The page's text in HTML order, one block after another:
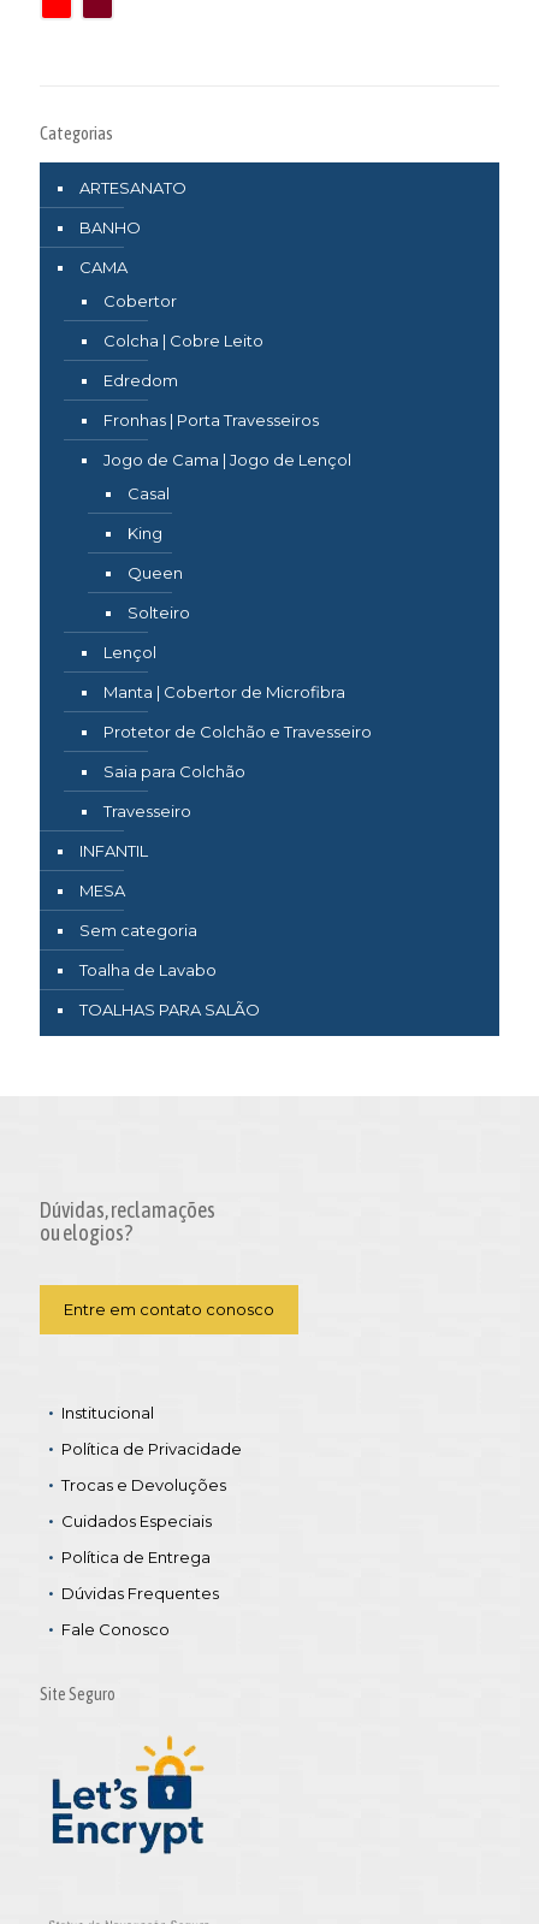
Categorias
ARTESANATO
BANHO
CAMA
Cobertor
Colcha | Cobre Leito
Edredom
Fronhas | Porta Travesseiros
Jogo de Cama | Jogo de Lençol
Casal
King
Queen
Solteiro
Lençol
Manta | Cobertor de Microfibra
Protetor de Colchão e Travesseiro
Saia para Colchão
Travesseiro
INFANTIL
MESA
Sem categoria
Toalha de Lavabo
TOALHAS PARA SALÃO
Dúvidas, reclamações
ou elogios?
Entre em contato conosco
Institucional
Política de Privacidade
Trocas e Devoluções
Cuidados Especiais
Política de Entrega
Dúvidas Frequentes
Fale Conosco
Site Seguro